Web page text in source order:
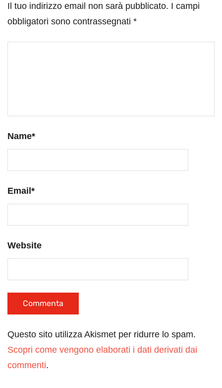
Il tuo indirizzo email non sarà pubblicato. I campi
obbligatori sono contrassegnati *
Name*
Email*
Website
Questo sito utilizza Akismet per ridurre lo spam.
Scopri come vengono elaborati i dati derivati dai
commenti.